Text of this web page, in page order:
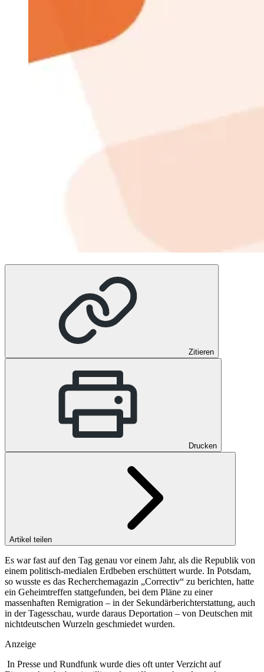
Zitieren
Drucken
Artikel teilen
Es war fast auf den Tag genau vor einem Jahr, als die Republik von
einem politisch-medialen Erdbeben erschüttert wurde. In Potsdam,
so wusste es das Recherchemagazin „Correctiv“ zu berichten, hatte
ein Geheimtreffen stattgefunden, bei dem Pläne zu einer
massenhaften Remigration – in der Sekundärberichterstattung, auch
in der Tagesschau, wurde daraus Deportation – von Deutschen mit
nichtdeutschen Wurzeln geschmiedet wurden.
Anzeige
In Presse und Rundfunk wurde dies oft unter Verzicht auf